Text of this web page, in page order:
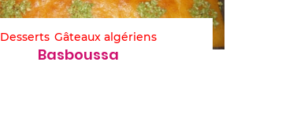
Desserts Gâteaux algériens
Basboussa